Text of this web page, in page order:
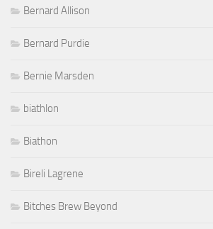
Bernard Allison
Bernard Purdie
Bernie Marsden
biathlon
Biathon
Bireli Lagrene
Bitches Brew Beyond